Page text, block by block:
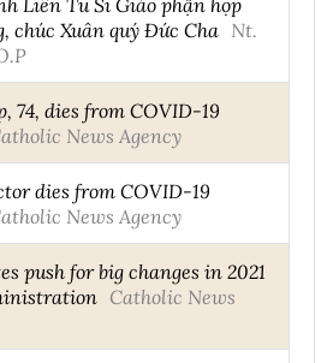
chúc Xuân quý Đức Cha Nt.
74, dies from COVID-19
News Agency
dies from COVID-19
News Agency
push for big changes in 2021
Catholic News